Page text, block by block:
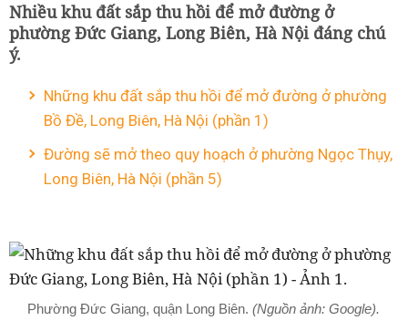
Nhiều khu đất sắp thu hồi để mở đường ở
phường Đức Giang, Long Biên, Hà Nội đáng chú
ý.
Những khu đất sắp thu hồi để mở đường ở phường
Bồ Đề, Long Biên, Hà Nội (phần 1)
Đường sẽ mở theo quy hoạch ở phường Ngọc Thụy,
Long Biên, Hà Nội (phần 5)
Phường Đức Giang, quận Long Biên. (Nguồn ảnh: Google).